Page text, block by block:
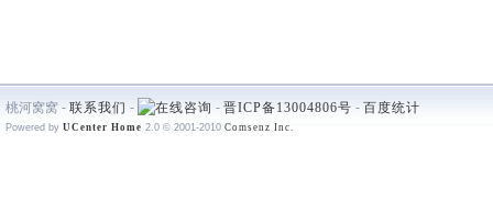
桃河窝窝 - 联系我们 - - 晋ICP备13004806号 - 百度统计
Powered by UCenter Home 2.0 © 2001-2010 Comsenz Inc.